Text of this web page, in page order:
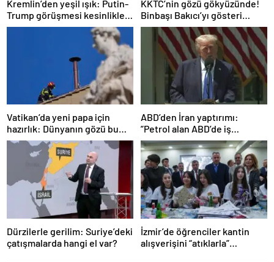
Kremlin’den yeşil ışık: Putin-
Trump görüşmesi kesinlikle
gerekli
KKTC’nin gözü gökyüzünde!
Binbaşı Bakıcı’yı gösteri
uçuşuna CNN TÜRK uğurladı
Vatikan’da yeni papa için
hazırlık: Dünyanın gözü bu
bacada
ABD’den İran yaptırımı:
”Petrol alan ABD’de iş
yapamayacak”
Dürzilerle gerilim: Suriye’deki
çatışmalarda hangi el var?
İzmir’de öğrenciler kantin
alışverişini “atıklarla”